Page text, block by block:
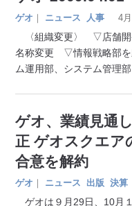
ゲオ ｜ ニュース 人事 4
〈組織変更〉 ▽店舗開
名称変更 ▽情報戦略部
ム運用部、システム管理
ゲオ、業績見通
正 ゲオスクエア
合意を解約
ゲオ ｜ ニュース 出版 決算
ゲオは９月29日、10月